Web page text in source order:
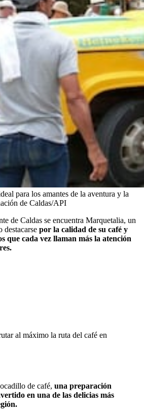
para los amantes de la aventura y la
de Caldas/API
de Caldas se encuentra Marquetalia, un
destacarse por la calidad de su café y
que cada vez llaman más la atención
al máximo la ruta del café en
de café, una preparación
en una de las delicias más